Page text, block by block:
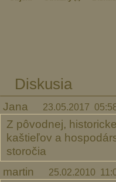
Diskusia
Jana 23.05.2017
Z pôvodnej,
kaštieľov a
storočia
martin
25.02.2010